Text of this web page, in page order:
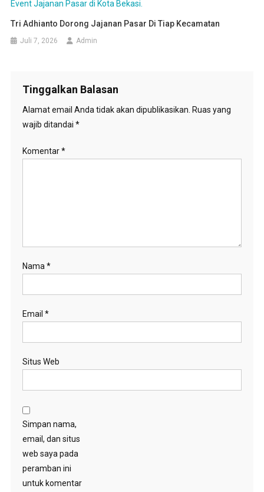
Tri Adhianto Dorong Jajanan Pasar Di Tiap Kecamatan
Juli 7, 2026 Admin
Tinggalkan Balasan
Alamat email Anda tidak akan dipublikasikan. Ruas yang
wajib ditandai *
Komentar*
Nama *
Email *
Situs Web
Simpan nama,
email, dan situs
web saya pada
peramban ini
untuk komentar